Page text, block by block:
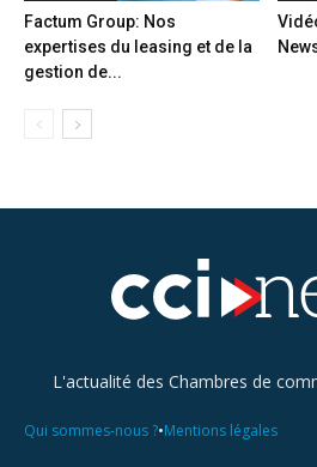
Factum Group: Nos
expertises du leasing et de la
gestion de...
L'actualité des Chambres de
Qui sommes-nous ?•Mentions légales